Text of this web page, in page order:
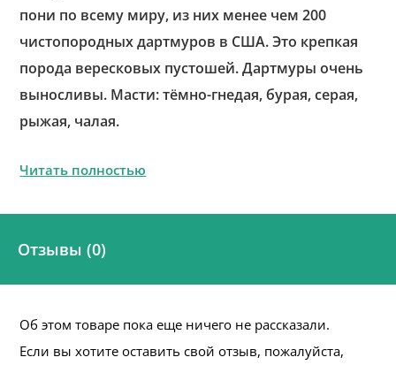
пони по всему миру, из них менее чем 200
чистопородных дартмуров в США. Это крепкая
порода вересковых пустошей. Дартмуры очень
выносливы. Масти: тёмно-гнедая, бурая, серая,
рыжая, чалая.
Читать полностью
Отзывы (0)
Об этом товаре пока еще ничего не рассказали.
Если вы хотите оставить свой отзыв, пожалуйста,